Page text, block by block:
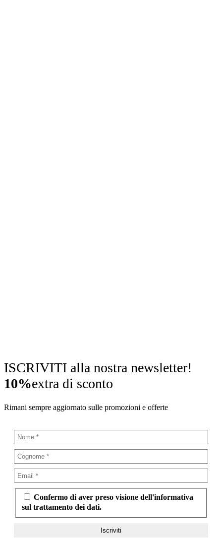
ISCRIVITI alla nostra newsletter!
10%extra di sconto
Rimani sempre aggiornato sulle promozioni e offerte
Confermo di aver preso visione dell'informativa
sul trattamento dei dati.